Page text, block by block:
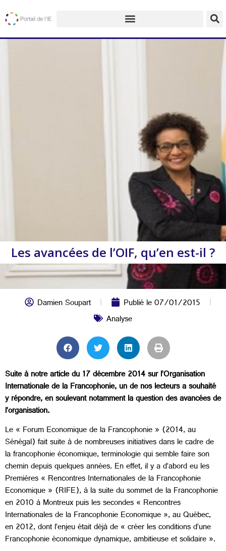
Les avancées de l’OIF, qu’en est-il ?
Damien Soupart Publié le07/01/2015
Analyse
Suite à notre article du 17 décembre 2014 sur l’Organisation
Internationale de la Francophonie, un de nos lecteurs a souhaité
y répondre, en soulevant notamment la question des avancées de
l’organisation.
Le « Forum Economique de la Francophonie » (2014, au
Sénégal) fait suite à de nombreuses initiatives dans le cadre de
la francophonie économique, terminologie qui semble faire son
chemin depuis quelques années. En effet, il y a d’abord eu les
Premières « Rencontres Internationales de la Francophonie
Economique » (RIFE), à la suite du sommet de la Francophonie
en 2010 à Montreux puis les secondes « Rencontres
Internationales de la Francophonie Economique », au Québec,
en 2012, dont l’enjeu était déjà de « créer les conditions d’une
Francophonie économique dynamique, ambitieuse et solidaire ».